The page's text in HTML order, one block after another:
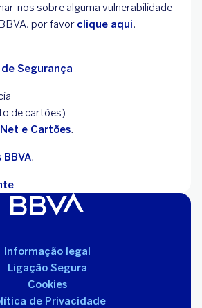
nos sobre alguma vulnerabilidade
por favor clique aqui.
Segurança
de cartões)
e Cartões.
.
Informação legal
Ligação Segura
Cookies
de Privacidade